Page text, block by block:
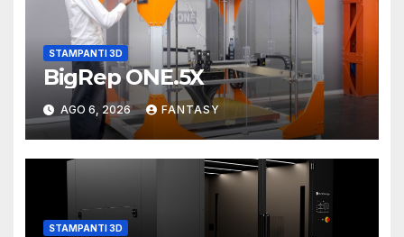
STAMPANTI 3D
BigRep ONE.5X
AGO 6, 2026 FANTASY
STAMPANTI 3D